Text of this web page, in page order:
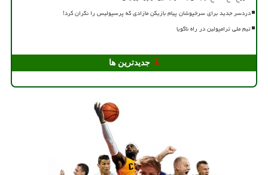
دردسر جدید برای سرخپوشان پیام بازیکن مازادی که پرسپولیس را نگران کرد!
تیم ملی ترامپولین در راه ناگویا
جدیدترین ها